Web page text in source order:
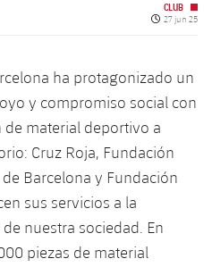
CLUB
Fecha de
27 jun 25
ha protagonizado un
y compromiso social con
material deportivo a
Cruz Roja, Fundación
Barcelona y Fundación
sus servicios a la
nuestra sociedad. En
piezas de material